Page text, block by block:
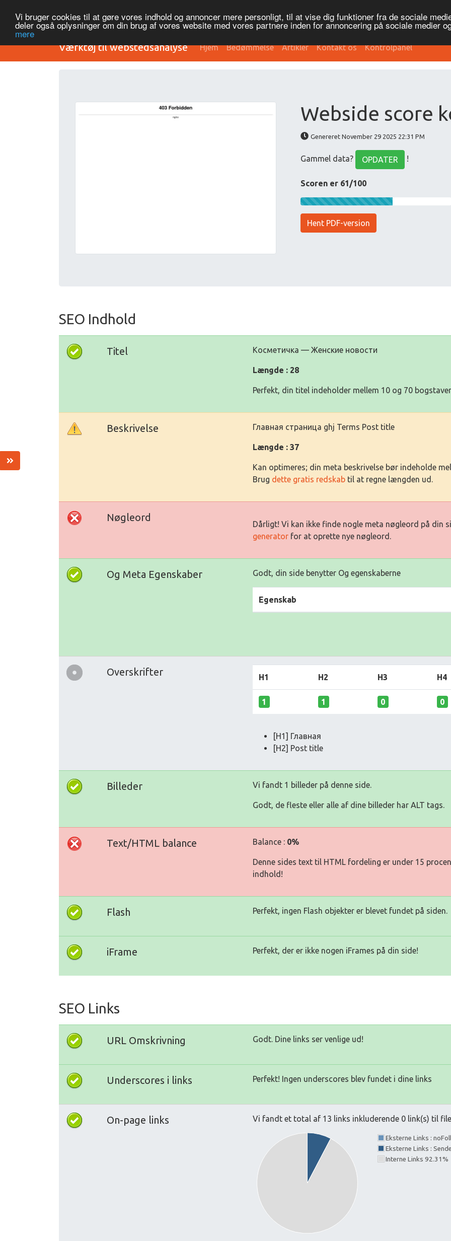
Vi bruger cookies til at gøre vores indhold og annoncer mere personligt, til at vise dig funktioner fra de sociale
deler også oplysninger om din brug af vores website med vores partnere inden for annoncering på sociale medier
mere
Værktøj til webstedsanalyse Hjem Bedømmelse Artikler Kontakt os Kontrolpanel
Webside score
Genereret November 29 2025 22:31 PM
Gammel data? OPDATER !
Scoren er 61/100
Hent PDF-version
SEO Indhold
Titel Косметичка — Женские новости
Længde : 28
Perfekt, din titel indeholder mellem 10 og 70
Beskrivelse Главная страница ghj Terms Post title
Længde : 37
Kan optimeres; din meta beskrivelse bør indeholde
Brug dette gratis redskab til at regne længden ud.
Nøgleord
Dårligt! Vi kan ikke finde nogle meta nøgleord på din
generator for at oprette nye nøgleord.
Og Meta Egenskaber Godt, din side benytter Og egenskaberne
Egenskab
Overskrifter H1 H2 H3 H4
1 1 0 0
[H1] Главная
[H2] Post title
Billeder Vi fandt 1 billeder på denne side.
Godt, de fleste eller alle af dine billeder har ALT tags.
Text/HTML balance Balance : 0%
Denne sides text til HTML fordeling er under 15
indhold!
Flash Perfekt, ingen Flash objekter er blevet fundet på siden.
iFrame Perfekt, der er ikke nogen iFrames på din side!
SEO Links
URL Omskrivning Godt. Dine links ser venlige ud!
Underscores i links Perfekt! Ingen underscores blev fundet i dine links
On-page links Vi fandt et total af 13 links inkluderende 0 link(s) til
Eksterne Links :
Eksterne Links :
Interne Links 92.31%